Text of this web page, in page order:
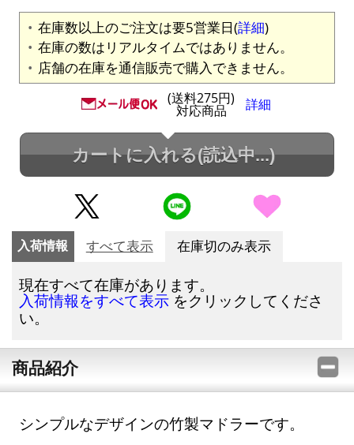
在庫数以上のご注文は要5営業日(詳細)
在庫の数はリアルタイムではありません。
店舗の在庫を通信販売で購入できません。
(送料275円)
対応商品 詳細
カートに入れる(読込中...)
入荷情報 すべて表示 在庫切のみ表示
現在すべて在庫があります。
入荷情報をすべて表示 をクリックしてくださ
い。
商品紹介
シンプルなデザインの竹製マドラーです。